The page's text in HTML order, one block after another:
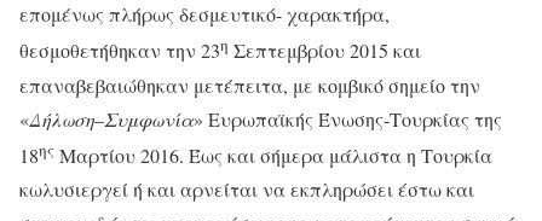
επομένως πλήρως δεσμευτικό- χαρακτήρα,
θεσμοθετήθηκαν την 23η Σεπτεμβρίου 2015 και
επαναβεβαιώθηκαν μετέπειτα, με κομβικό σημείο την
«Δήλωση–Συμφωνία» Ευρωπαϊκής Ένωσης-Τουρκίας της
18ης Μαρτίου 2016. Έως και σήμερα μάλιστα η Τουρκία
κωλυσιεργεί ή και αρνείται να εκπληρώσει έστω και